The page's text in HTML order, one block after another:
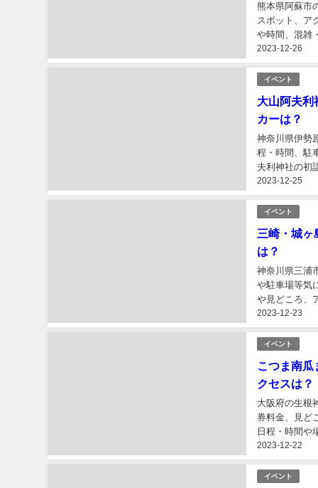
2023-12-26
熊本県阿蘇市
スポット、ア
や時間、混雑
ます。...
イベント
大山阿夫利
カーは？
2023-12-25
神奈川県伊勢
程・時間、駐
夫利神社の初
場、ケーブル
イベント
三崎・城ヶ
は？
2023-12-23
神奈川県三浦
や駐車場等気
や見どころ、
イベント
こつま南瓜
クセスは
2023-12-22
大阪府の生根
券料金、見ど
日程・時間や
イベント